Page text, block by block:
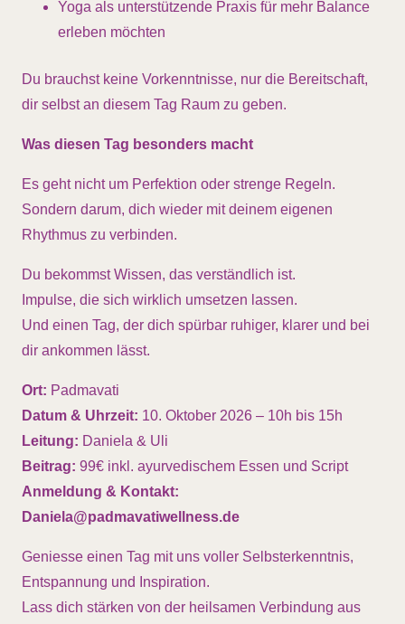
Yoga als unterstützende Praxis für mehr Balance
erleben möchten
Du brauchst keine Vorkenntnisse, nur die Bereitschaft,
dir selbst an diesem Tag Raum zu geben.
Was diesen Tag besonders macht
Es geht nicht um Perfektion oder strenge Regeln.
Sondern darum, dich wieder mit deinem eigenen
Rhythmus zu verbinden.
Du bekommst Wissen, das verständlich ist.
Impulse, die sich wirklich umsetzen lassen.
Und einen Tag, der dich spürbar ruhiger, klarer und bei
dir ankommen lässt.
Ort: Padmavati
Datum & Uhrzeit: 10. Oktober 2026 – 10h bis 15h
Leitung: Daniela & Uli
Beitrag: 99€ inkl. ayurvedischem Essen und Script
Anmeldung & Kontakt:
Daniela@padmavatiwellness.de
Geniesse einen Tag mit uns voller Selbsterkenntnis,
Entspannung und Inspiration.
Lass dich stärken von der heilsamen Verbindung aus